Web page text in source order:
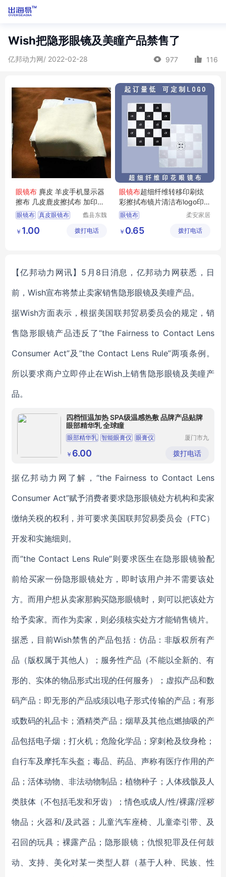
Wish把隐形眼镜及美瞳产品禁售了
亿邦动力网/ 2022-02-28 977 116
眼镜布 麂皮 羊皮手机显示器
擦布 几皮鹿皮擦拭布 加印og
o镜头清洁布
眼镜布 真皮眼镜布
手机擦
蠡县东魏
制品有限
￥ 1.00 拨打电话
眼镜布超细纤维转移印刷炫
彩擦拭布镜片清洁布logo印
花
眼镜布
柔安家居
通）有限
￥ 0.65 拨打电话
【亿邦动力网讯】5月8日消息，亿邦动力网获悉，日
前，Wish宣布将禁止卖家销售隐形眼镜及美瞳产品。
据Wish方面表示，根据美国联邦贸易委员会的规定，销
售隐形眼镜产品违反了“the Fairness to Contact Lens
Consumer Act”及”the Contact Lens Rule”两项条例。
所以要求商户立即停止在Wish上销售隐形眼镜及美瞳产
品。
四档恒温加热 SPA级温感热敷 品牌产品贴牌
眼部精华乳 全球瞳
眼部精华乳 智能眼膏仪 眼膏仪
草本眼部精华乳
厦门市九
有限公司
￥ 6.00 拨打电话
据亿邦动力网了解，“the Fairness to Contact Lens
Consumer Act”赋予消费者要求隐形眼镜处方机构和卖家
缴纳关税的权利，并可要求美国联邦贸易委员会（FTC）
开发和实施细则。
而”the Contact Lens Rule”则要求医生在隐形眼镜验配
前给买家一份隐形眼镜处方，即时该用户并不需要该处
方。而用户想从卖家那购买隐形眼镜时，则可以把该处方
给予卖家。而作为卖家，则必须核实处方才能销售镜片。
据悉，目前Wish禁售的产品包括：仿品：非版权所有产
品（版权属于其他人）；服务性产品（不能以全新的、有
形的、实体的物品形式出现的任何服务）；虚拟产品和数
码产品：即无形的产品或须以电子形式传输的产品；有形
或数码的礼品卡；酒精类产品；烟草及其他点燃抽吸的产
品包括电子烟；打火机；危险化学品；穿刺枪及纹身枪；
自行车及摩托车头盔；毒品、药品、声称有医疗作用的产
品；活体动物、非法动物制品；植物种子；人体残骸及人
类肢体（不包括毛发和牙齿）；情色或成人/性/裸露/淫秽
物品；火器和/及武器；儿童汽车座椅、儿童牵引带、及
召回的玩具；裸露产品；隐形眼镜；仇恨犯罪及任何鼓
动、支持、美化对某一类型人群（基于人种、民族、性